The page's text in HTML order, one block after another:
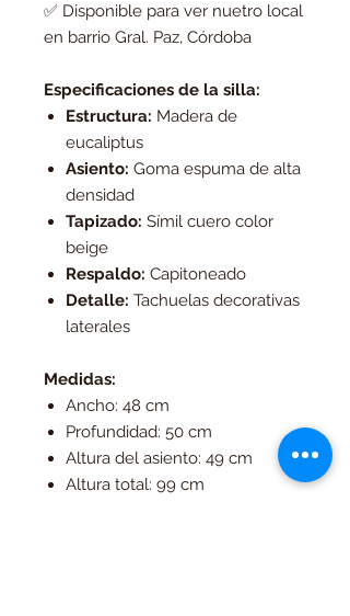
✅ Disponible para ver nuetro local
en barrio Gral. Paz, Córdoba
Especificaciones de la silla:
Estructura: Madera de
eucaliptus
Asiento: Goma espuma de alta
densidad
Tapizado: Símil cuero color
beige
Respaldo: Capitoneado
Detalle: Tachuelas decorativas
laterales
Medidas:
Ancho: 48 cm
Profundidad: 50 cm
Altura del asiento: 49 cm
Altura total: 99 cm